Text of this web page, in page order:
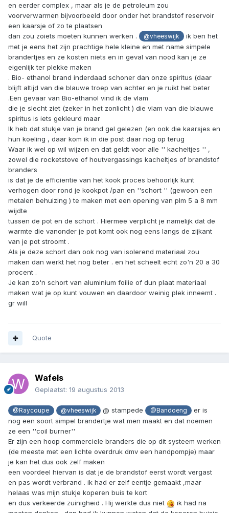
en eerder complex , maar als je de petroleum zou
voorverwarmen bijvoorbeeld door onder het brandstof reservoir
een kaarsje of zo te plaatsen
dan zou zoiets moeten kunnen werken .
@vheeswijk
ik ben het
met je eens het zijn prachtige hele kleine en met name simpele
brandertjes en ze kosten niets en in geval van nood kan je ze
eigenlijk ter plekke maken
. Bio- ethanol brand inderdaad schoner dan onze spiritus (daar
blijft altijd van die blauwe troep van achter en je ruikt het beter
.Een gevaar van Bio-ethanol vind ik de vlam
die je slecht ziet (zeker in het zonlicht ) die vlam van die blauwe
spiritus is iets gekleurd maar
Ik heb dat stukje van je brand gel gelezen (en ook die kaarsjes en
hun koeling , daar kom ik in die post daar nog op terug
Waar ik wel op wil wijzen en dat geldt voor alle '' kacheltjes '' ,
zowel die rocketstove of houtvergassings kacheltjes of brandstof
branders
is dat je de efficientie van het kook proces behoorlijk kunt
verhogen door rond je kookpot /pan en ''schort '' (gewoon een
metalen behuizing ) te maken met een opening van plm 5 a 8 mm
wijdte
tussen de pot en de schort . Hiermee verplicht je namelijk dat de
warmte die vanonder je pot komt ook nog eens langs de zijkant
van je pot stroomt .
Als je deze schort dan ook nog van isolerend materiaal zou
maken dan werkt het nog beter . en het scheelt echt zo'n 20 a 30
procent .
Je kan zo'n schort van aluminium foilie of dun plaat materiaal
maken wat je op kunt vouwen en daardoor weinig plek inneemt .
gr will
Quote
Wafels
Geplaatst: 19 augustus 2013
@Raycoupe @vheeswijk @ stampede @Bandoeng
er is
nog een soort simpel brandertje wat men maakt en dat noemen
ze een ''coil burner''
Er zijn een hoop commerciele branders die op dit systeem werken
(de meeste met een lichte overdruk dmv een handpompje) maar
je kan het dus ook zelf maken
een voordeel hiervan is dat je de brandstof eerst wordt vergast
en pas wordt verbrand . ik had er zelf eentje gemaakt ,maar
helaas was mijn stukje koperen buis te kort
en dus verkeerde zuinigheid . Hij werkte dus niet
ik had na